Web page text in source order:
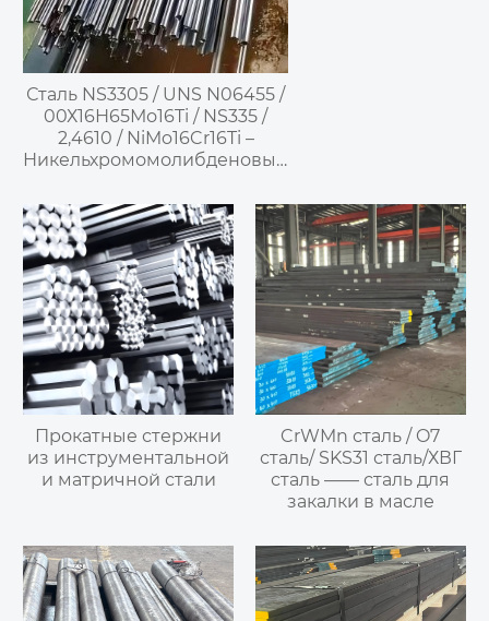
Сталь NS3305 / UNS N06455 /
00Х16Н65Мо16Ti / NS335 /
2,4610 / NiMo16Cr16Ti –
Никельхромомолибденовый
Прокатные стержни
из инструментальной
и матричной стали
CrWMn сталь / O7
сталь/ SKS31 сталь/ХВГ
сталь —— сталь для
закалки в масле